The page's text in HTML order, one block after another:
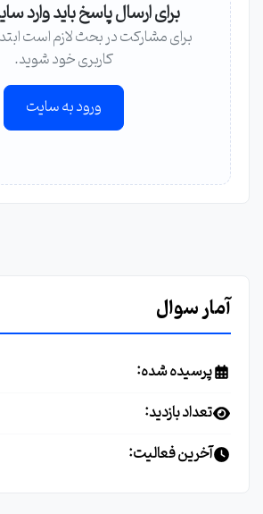
برای ارسال پاسخ باید وارد
برای مشارکت در بحث لازم است
کاربری خود شوید.
ورود به سایت
آمار سوال
پرسیده شده:
تعداد بازدید:
آخرین فعالیت: